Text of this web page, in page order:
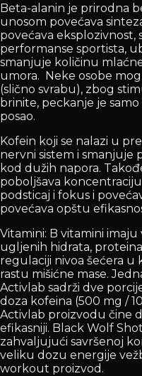
Beta-alanin je prirodna
unosom povećava
povećava eksplozivnost,
performanse sportista,
smanjuje količinu
umora. Neke osobe
(slično svrabu), zbog
brinite, peckanje je
posao.
Kofein koji se nalazi u
nervni sistem i smanjuje
kod dužih napora.
poboljšava
podsticaj i fokus i
povećava opštu
Vitamini: B vitamini
ugljenih hidrata,
regulaciji nivoa šećera u
rastu mišićne mase.
Activlab sadrži dve
doza kofeina (500 mg /
Activlab proizvodu čine
efikasniji. Black Wolf
zahvaljujući savršenoj
veliku dozu energije
workout proizvod.